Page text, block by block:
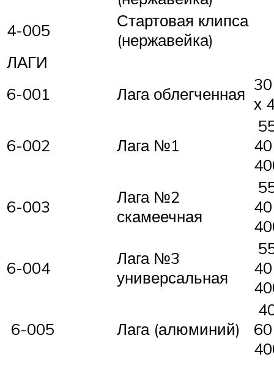
4-005
Стартовая клипса
(нержавейка)
ЛАГИ
6-001
Лага облегченная х
6-002 Лага №1
6-003
Лага №2
скамеечная
6-004
Лага №3
универсальная
6-005 Лага (алюминий)